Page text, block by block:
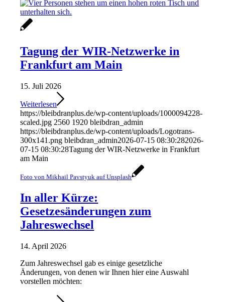
Tagung der WIR-Netzwerke in
Frankfurt am Main
15. Juli 2026
Weiterlesen
https://bleibdranplus.de/wp-content/uploads/1000094228-
scaled.jpg 2560 1920 bleibdran_admin
https://bleibdranplus.de/wp-content/uploads/Logotrans-
300x141.png bleibdran_admin2026-07-15 08:30:282026-
07-15 08:30:28Tagung der WIR-Netzwerke in Frankfurt
am Main
Foto von Mikhail Pavstyuk auf Unsplash
In aller Kürze:
Gesetzesänderungen zum
Jahreswechsel
14. April 2026
Zum Jahreswechsel gab es einige gesetzliche
Änderungen, von denen wir Ihnen hier eine Auswahl
vorstellen möchten: